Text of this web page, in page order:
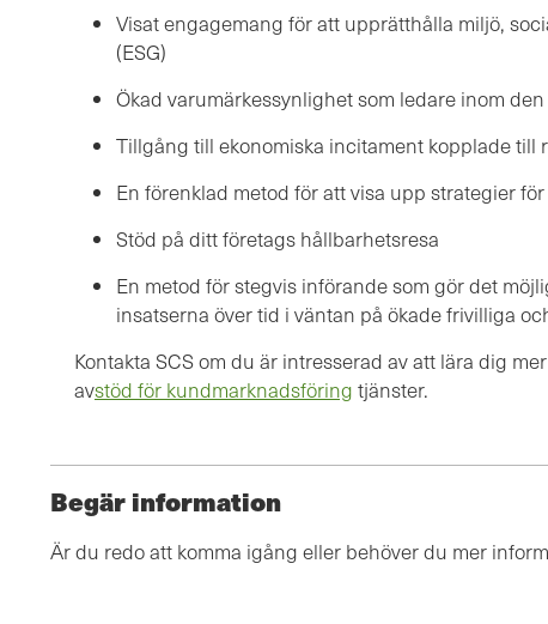
Visat engagemang för att upprätthålla miljö,
(ESG)
Ökad varumärkessynlighet som ledare inom
Tillgång till ekonomiska incitament kopplade till
En förenklad metod för att visa upp strategier
Stöd på ditt företags hållbarhetsresa
En metod för stegvis införande som gör det
insatserna över tid i väntan på ökade frivilliga
Kontakta SCS om du är intresserad av att lära dig
avstöd för kundmarknadsföring tjänster.
Begär information
Är du redo att komma igång eller behöver du mer